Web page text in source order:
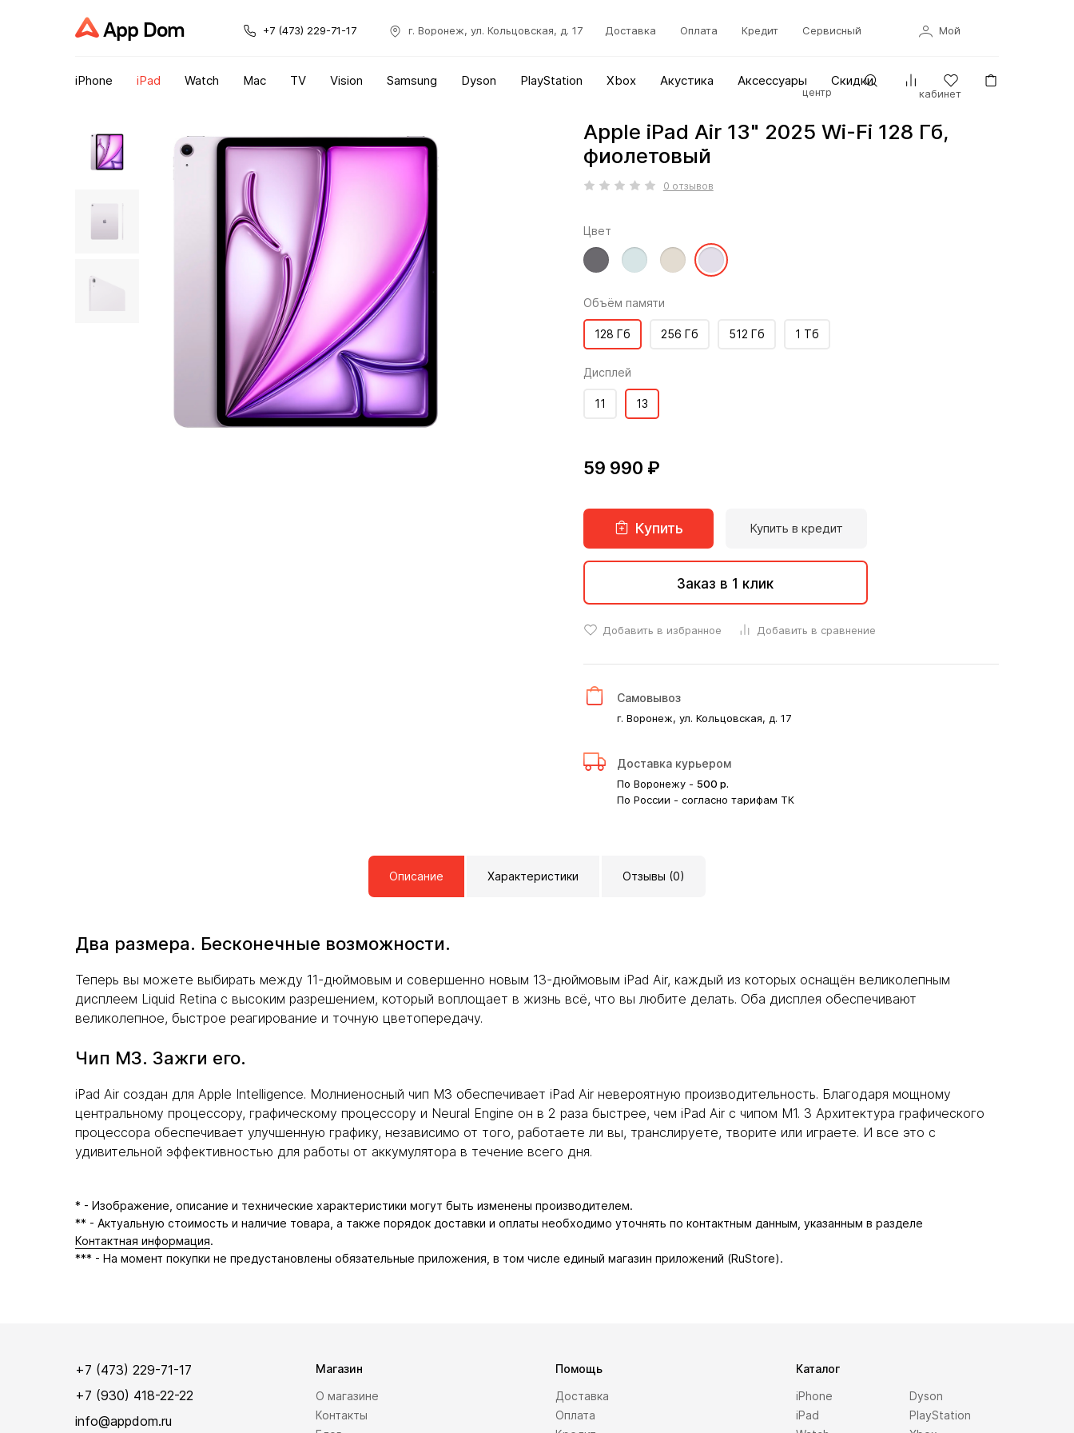
App Dom +7 (473) 229-71-17 г. Воронеж, ул. Кольцовская, д. 17 Доставка Оплата Кредит Сервисный
центр
Мой
кабинет
iPhone iPad Watch Mac TV Vision Samsung Dyson PlayStation Xbox Акустика Аксессуары Скидки
Apple iPad Air 13" 2025 Wi-Fi 128 Гб,
фиолетовый
0 отзывов
Цвет
Объём памяти
128 Гб 1 Тб
256 Гб 512 Гб
Дисплей
13
11
59 990 ₽
Купить Купить в кредит
Заказ в 1 клик
Добавить в избранное Добавить в сравнение
Самовывоз
г. Воронеж, ул. Кольцовская, д. 17
Доставка курьером
По Воронежу - 500 р.
По России - согласно тарифам ТК
Описание Характеристики Отзывы (0)
Два размера. Бесконечные возможности.
Теперь вы можете выбирать между 11-дюймовым и совершенно новым 13-дюймовым iPad Air, каждый из которых оснащён великолепным
дисплеем Liquid Retina с высоким разрешением, который воплощает в жизнь всё, что вы любите делать. Оба дисплея обеспечивают
великолепное, быстрое реагирование и точную цветопередачу.
Чип M3. Зажги его.
iPad Air создан для Apple Intelligence. Молниеносный чип M3 обеспечивает iPad Air невероятную производительность. Благодаря мощному
центральному процессору, графическому процессору и Neural Engine он в 2 раза быстрее, чем iPad Air с чипом M1. 3 Архитектура графического
процессора обеспечивает улучшенную графику, независимо от того, работаете ли вы, транслируете, творите или играете. И все это с
удивительной эффективностью для работы от аккумулятора в течение всего дня.
* - Изображение, описание и технические характеристики могут быть изменены производителем.
** - Актуальную стоимость и наличие товара, а также порядок доставки и оплаты необходимо уточнять по контактным данным, указанным в разделе
Контактная информация.
*** - На момент покупки не предустановлены обязательные приложения, в том числе единый магазин приложений (RuStore).
+7 (473) 229-71-17
+7 (930) 418-22-22
info@appdom.ru
Магазин
О магазине
Контакты
Помощь
Доставка
Оплата
Каталог
iPhone
iPad
Dyson
PlayStation